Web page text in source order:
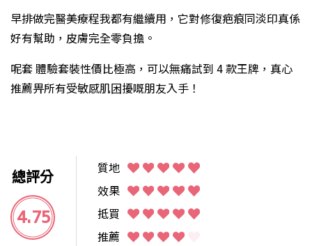
早排做完醫美療程我都有繼續用，它對修復疤痕同淡印真係
好有幫助，皮膚完全零負擔。
呢套 體驗套裝性價比極高，可以無痛試到 4 款王牌，真心
推薦畀所有受敏感肌困擾嘅朋友入手！
總評分
4.75
質地
效果
抵買
推薦